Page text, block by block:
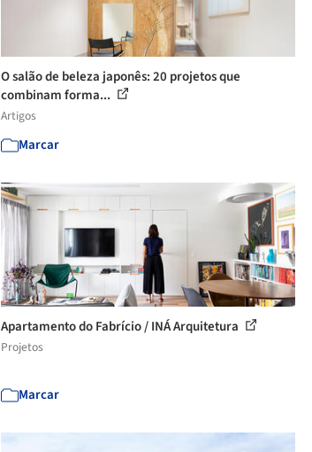
O salão de beleza japonês: 20 projetos que
combinam forma...
Artigos
Marcar
Apartamento do Fabrício / INÁ Arquitetura
Projetos
Marcar